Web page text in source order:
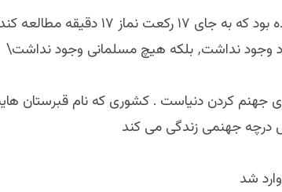
مسلمانی وجود نداشت\
جهنم کردن دنیاست . کشوری که نام قبرستان
شد